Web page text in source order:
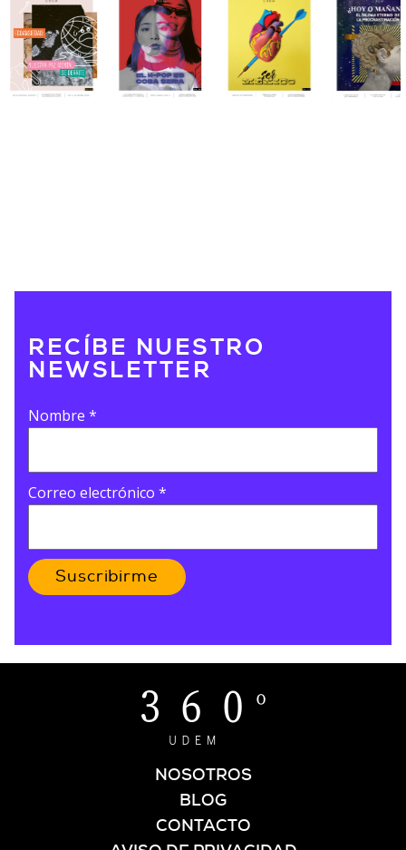
RECÍBE NUESTRO
NEWSLETTER
Nombre *
Correo electrónico *
Suscribirme
NOSOTROS
BLOG
CONTACTO